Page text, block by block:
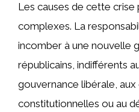
Les causes de cette
complexes. La
incomber à une nouvelle
républicains, indifférents
gouvernance libérale,
constitutionnelles ou au